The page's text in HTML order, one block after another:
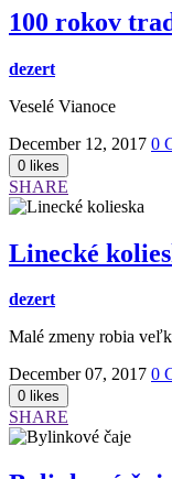
100 rokov
dezert
Veselé Vianoce
December 12, 2017 0
SHARE
Linecké
dezert
Malé zmeny robia
December 07, 2017 0
SHARE